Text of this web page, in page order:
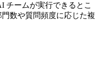
チームが実行できるとこ
数や質問頻度に応じた複